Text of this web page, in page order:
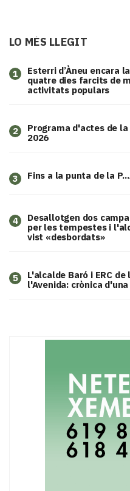
LO MÉS LLEGIT
1
Esterri d’Àneu encara
quatre dies farcits de
activitats populars
2
Programa d'actes de
2026
3 Fins a la punta de la
4
​Desallotgen dos
per les tempestes i
vist «desbordats»
5
L'alcalde Baró i ERC
l'Avenida: crònica